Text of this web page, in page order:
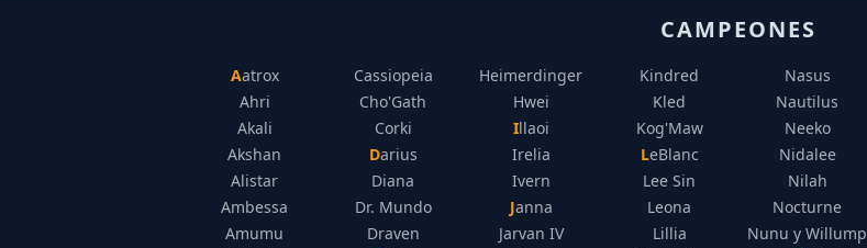
CAMPEONES
Aatrox
Ahri
Akali
Akshan
Alistar
Ambessa
Amumu
Cassiopeia
Cho'Gath
Corki
Darius
Diana
Dr. Mundo
Draven
Heimerdinger
Hwei
Illaoi
Irelia
Ivern
Janna
Jarvan IV
Kindred
Kled
Kog'Maw
LeBlanc
Lee Sin
Leona
Lillia
Nasus
Nautilus
Neeko
Nidalee
Nilah
Nocturne
Nunu y Willump